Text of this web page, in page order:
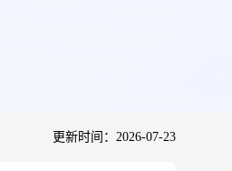
更新时间：2026-07-23